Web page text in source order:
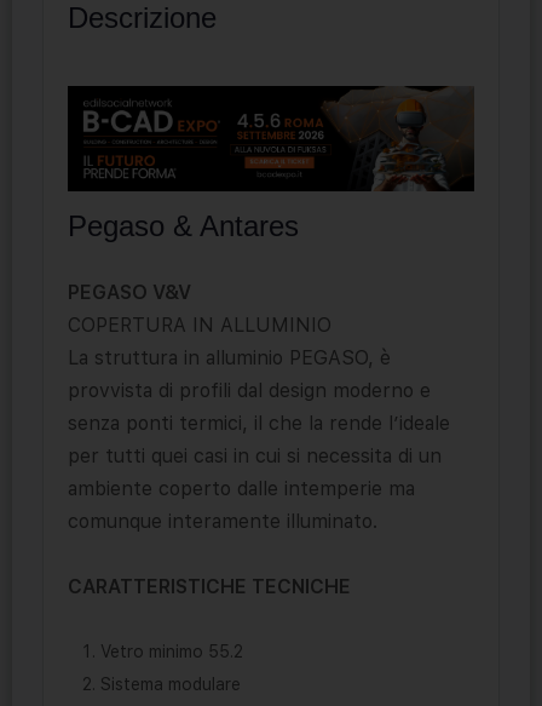
Descrizione
Pegaso & Antares
PEGASO V&V
COPERTURA IN ALLUMINIO
La struttura in alluminio PEGASO, è
provvista di profili dal design moderno e
senza ponti termici, il che la rende l’ideale
per tutti quei casi in cui si necessita di un
ambiente coperto dalle intemperie ma
comunque interamente illuminato.
CARATTERISTICHE TECNICHE
Vetro minimo 55.2
Sistema modulare